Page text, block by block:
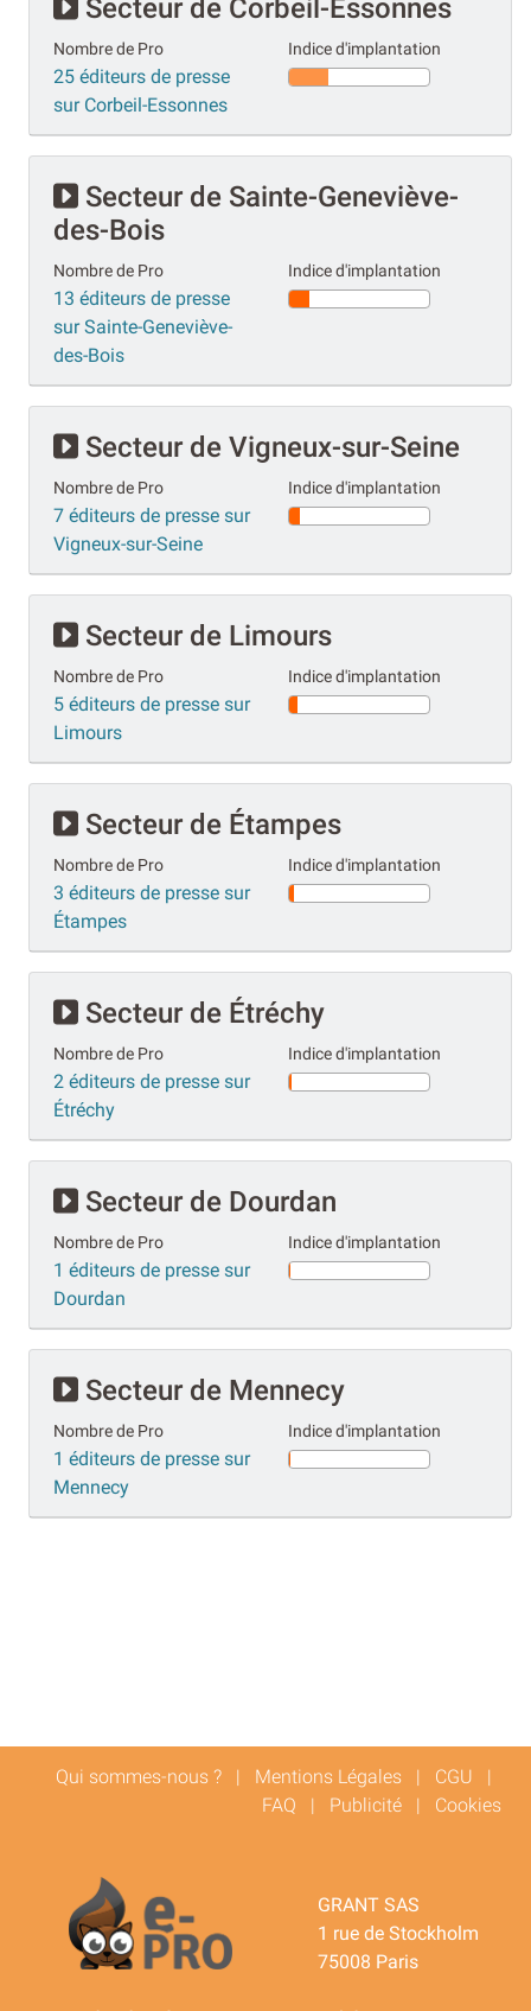
Secteur de Corbeil-Essonnes
Nombre de Pro
25 éditeurs de presse
sur Corbeil-Essonnes
Indice d'implantation
Secteur de Sainte-Geneviève-
des-Bois
Nombre de Pro
13 éditeurs de presse
sur Sainte-Geneviève-
des-Bois
Indice d'implantation
Secteur de Vigneux-sur-Seine
Nombre de Pro
7 éditeurs de presse sur
Vigneux-sur-Seine
Indice d'implantation
Secteur de Limours
Nombre de Pro
5 éditeurs de presse sur
Limours
Indice d'implantation
Secteur de Étampes
Nombre de Pro
3 éditeurs de presse sur
Étampes
Indice d'implantation
Secteur de Étréchy
Nombre de Pro
2 éditeurs de presse sur
Étréchy
Indice d'implantation
Secteur de Dourdan
Nombre de Pro
1 éditeurs de presse sur
Dourdan
Indice d'implantation
Secteur de Mennecy
Nombre de Pro
1 éditeurs de presse sur
Mennecy
Indice d'implantation
Qui sommes-nous ? | Mentions Légales | CGU |
FAQ | Publicité | Cookies
GRANT SAS
1 rue de Stockholm
75008 Paris